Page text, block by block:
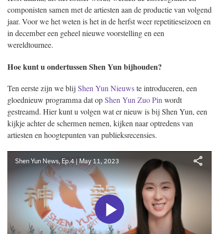
componisten samen met de artiesten aan de productie van volgend
jaar. Voor we het weten is het in de herfst weer repetitieseizoen en
in december een geheel nieuwe voorstelling en een
wereldtournee.
Hoe kunt u ondertussen Shen Yun bijhouden?
Ten eerste zijn we blij Shen Yun Nieuwste introduceren, een
gloednieuw programma dat opShen Yun Zuo Pinwordt
gestreamd. Hier kunt u volgen wat er nieuw is bij Shen Yun, een
kijkje achter de schermen nemen, kijken naar optredens van
artiesten en hoogtepunten van publieksrecensies.